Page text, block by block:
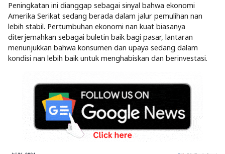
Peningkatan ini dianggap sebagai sinyal bahwa ekonomi
Amerika Serikat sedang berada dalam jalur pemulihan nan
lebih stabil. Pertumbuhan ekonomi nan kuat biasanya
diterjemahkan sebagai buletin baik bagi pasar, lantaran
menunjukkan bahwa konsumen dan upaya sedang dalam
kondisi nan lebih baik untuk menghabiskan dan berinvestasi.